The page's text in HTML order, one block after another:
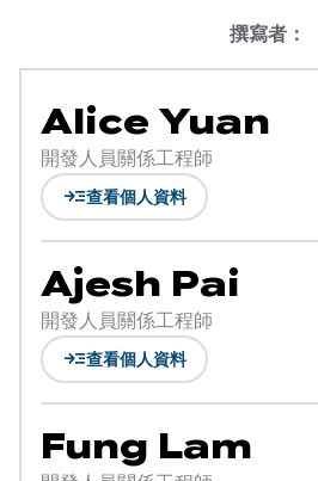
撰寫者：
Alice Yuan
開發人員關係工程師
read_more查看個人資料
Ajesh Pai
開發人員關係工程師
read_more查看個人資料
Fung Lam